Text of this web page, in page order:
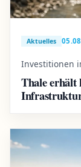
Aktuelles
Investitionen
Thale erhält